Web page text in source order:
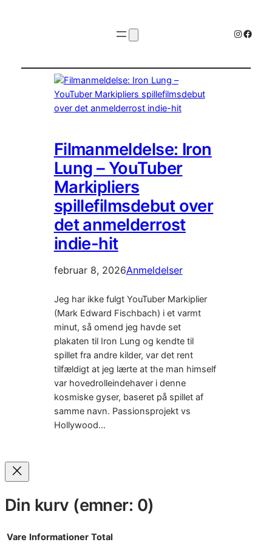
Filmanmeldelse: Iron
Lung – YouTuber
Markipliers
spillefilmsdebut over
det anmelderrost
indie-hit
februar 8, 2026Anmeldelser
Jeg har ikke fulgt YouTuber Markiplier
(Mark Edward Fischbach) i et varmt
minut, så omend jeg havde set
plakaten til Iron Lung og kendte til
spillet fra andre kilder, var det rent
tilfældigt at jeg lærte at the man himself
var hovedrolleindehaver i denne
kosmiske gyser, baseret på spillet af
samme navn. Passionsprojekt vs
Hollywood…
Din kurv (emner: 0)
Vare Informationer Total